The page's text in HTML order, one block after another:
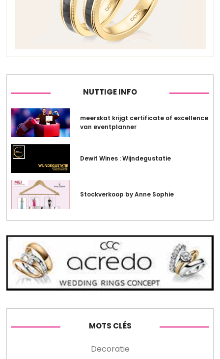
NUTTIGE INFO
meerskat krijgt certificate of excellence
van eventplanner
Dewit Wines : Wijndegustatie
Stockverkoop by Anne Sophie
MOTS CLÉS
Decoratie